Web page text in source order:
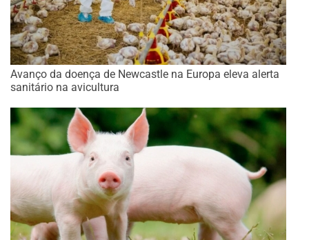
Avanço da doença de Newcastle na Europa eleva alerta
sanitário na avicultura